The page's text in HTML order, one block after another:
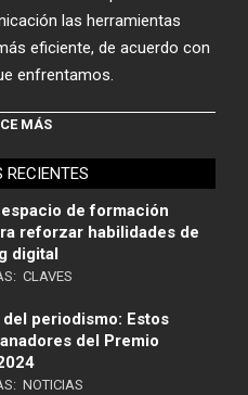
las herramientas
eficiente, de acuerdo con
enfrentamos.
MÁS
RECIENTES
de formación
reforzar habilidades de
digital
CLAVES
periodismo: Estos
del Premio
NOTICIAS